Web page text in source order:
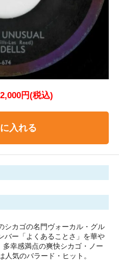
円(税込)
入れる
シカゴの名門ヴォーカル・グル
バー「よくあることさ」を華や
幸感満点の爽快シカゴ・ノー
気のバラード・ヒット。